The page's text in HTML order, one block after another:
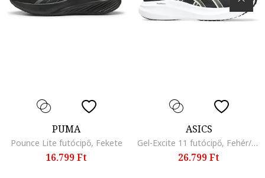
PUMA
Pounce Lite futócipő, Fekete
16.799 Ft
ASICS
Gel-Excite 11 futócipő, Fehér/Hamuszürke/Antracitszürke
26.799 Ft